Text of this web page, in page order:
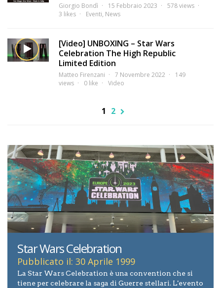
Giorgio Bondì 15 Febbraio 2023
578 views
3 likes
Eventi, News
[Video] UNBOXING – Star Wars
Celebration The High Republic
Limited Edition
Matteo Firenzani 7 Novembre 2022
149
views
0 like Video
1 2
Star Wars Celebration
Pubblicato il: 30 Aprile 1999
La Star Wars Celebration è una convention che si
tiene per celebrare la saga di Guerre stellari. L'evento